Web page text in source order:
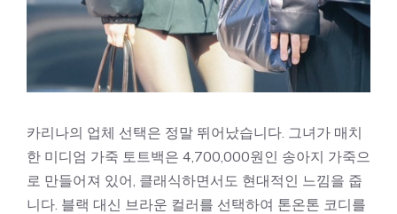
카리나의 업체 선택은 정말 뛰어났습니다. 그녀가 매치
한 미디엄 가죽 토트백은 4,700,000원인 송아지 가죽으
로 만들어져 있어, 클래식하면서도 현대적인 느낌을 줍
니다. 블랙 대신 브라운 컬러를 선택하여 톤온톤 코디를